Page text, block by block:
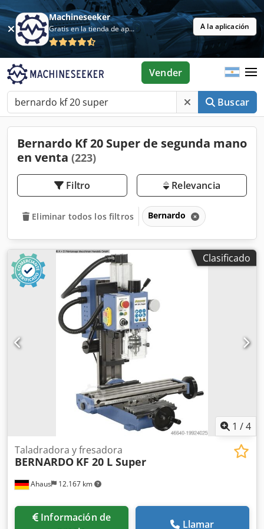
Machineseeker
Gratis en la tienda de aplicaciones A la aplicación
Buscar
Vender
Bernardo Kf 20 Super de segunda mano
en venta (223)
Filtro Relevancia
Eliminar todos los filtros Bernardo
Clasificado
1 /4
Ahaus 12.167 km
Taladradora y fresadora
BERNARDO KF 20 L Super
Información de
Llamar